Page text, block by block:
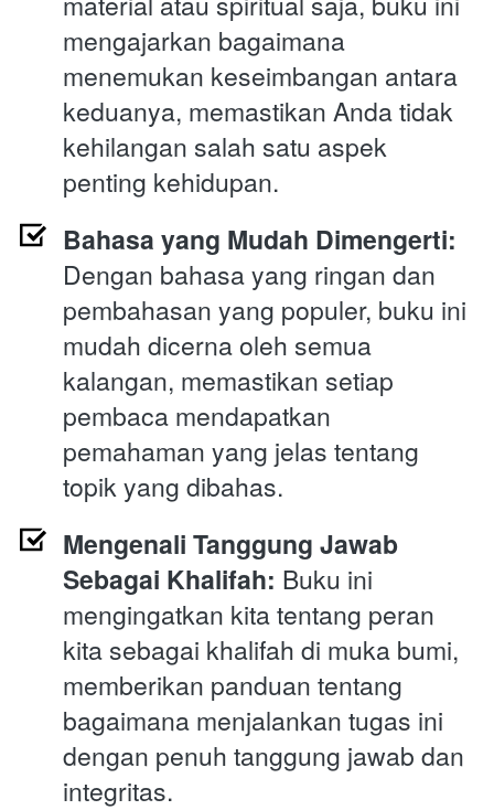
mengajarkan bagaimana
menemukan keseimbangan antara
keduanya, memastikan Anda tidak
kehilangan salah satu aspek
penting kehidupan.
Bahasa yang Mudah Dimengerti:
Dengan bahasa yang ringan dan
pembahasan yang populer, buku ini
mudah dicerna oleh semua
kalangan, memastikan setiap
pembaca mendapatkan
pemahaman yang jelas tentang
topik yang dibahas.
Mengenali Tanggung Jawab
Sebagai Khalifah: Buku ini
mengingatkan kita tentang peran
kita sebagai khalifah di muka bumi,
memberikan panduan tentang
bagaimana menjalankan tugas ini
dengan penuh tanggung jawab dan
integritas.